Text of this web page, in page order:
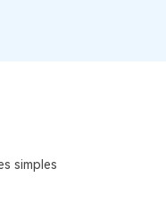
simples